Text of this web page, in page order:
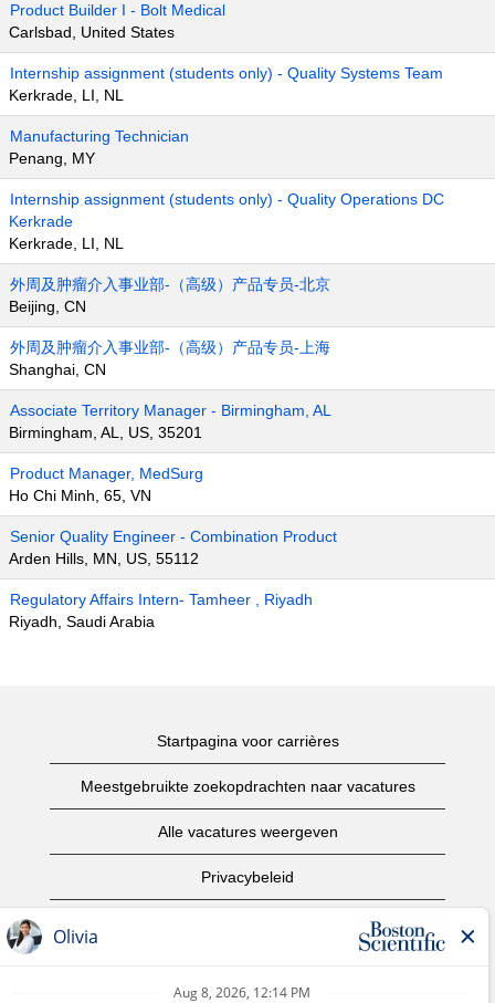
Product Builder I - Bolt Medical
Carlsbad, United States
Internship assignment (students only) - Quality Systems Team
Kerkrade, LI, NL
Manufacturing Technician
Penang, MY
Internship assignment (students only) - Quality Operations DC
Kerkrade
Kerkrade, LI, NL
外周及肿瘤介入事业部-（高级）产品专员-北京
Beijing, CN
外周及肿瘤介入事业部-（高级）产品专员-上海
Shanghai, CN
Associate Territory Manager - Birmingham, AL
Birmingham, AL, US, 35201
Product Manager, MedSurg
Ho Chi Minh, 65, VN
Senior Quality Engineer - Combination Product
Arden Hills, MN, US, 55112
Regulatory Affairs Intern- Tamheer , Riyadh
Riyadh, Saudi Arabia
Startpagina voor carrières
Meestgebruikte zoekopdrachten naar vacatures
Alle vacatures weergeven
Privacybeleid
Copyright informatie